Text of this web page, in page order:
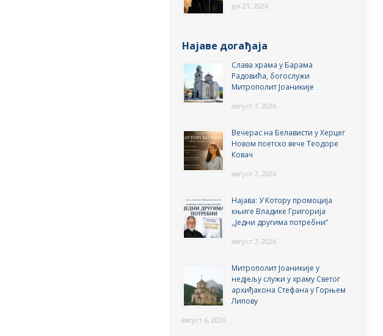
јул 21, 2026
Најаве догађаја
Слава храма у Барама
Радовића, богослужи
Митрополит Јоаникије
август 7, 2026
Вечерас на Белависти у Херцег
Новом поетско вече Теодоре
Ковач
август 7, 2026
Најава: У Котору промоција
књиге Владике Григорија
,,Једни другима потребни”
август 7, 2026
Митрополит Јоаникије у
недјељу служи у храму Светог
архиђакона Стефана у Горњем
Липову
август 6, 2026